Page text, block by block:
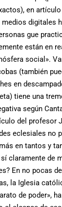
en
digitales
gue
están en
social».
(también
en
tiene una
según
del profesor
eclesiales no
en tantos y
claramente de
En no pocas
la Iglesia
de poder»,